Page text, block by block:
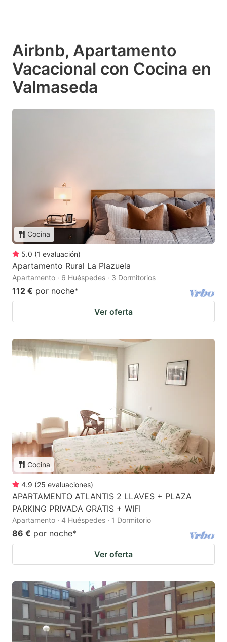
Airbnb, Apartamento
Vacacional con Cocina en
Valmaseda
Cocina
5.0 (1 evaluación)
Apartamento Rural La Plazuela
Apartamento · 6 Huéspedes · 3 Dormitorios
112 € por noche*
Ver oferta
Cocina
4.9 (25 evaluaciones)
APARTAMENTO ATLANTIS 2 LLAVES + PLAZA
PARKING PRIVADA GRATIS + WIFI
Apartamento · 4 Huéspedes · 1 Dormitorio
86 € por noche*
Ver oferta